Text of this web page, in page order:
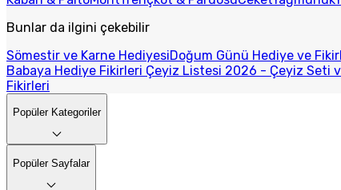
Bunlar da ilgini çekebilir
Sömestir ve Karne HediyesiDoğum Günü Hediye ve
Babaya Hediye Fikirleri Çeyiz Listesi 2026 - Çeyiz Seti
Fikirleri
Popüler Kategoriler
Popüler Sayfalar